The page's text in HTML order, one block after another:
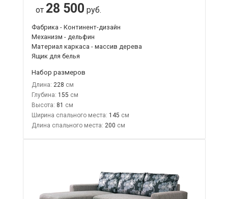
от 28 500 руб.
Фабрика - Континент-дизайн
Механизм - дельфин
Материал каркаса - массив дерева
Ящик для белья
Набор размеров
Длина: 228
Глубина: 155
Высота: 81
Ширина спального места: 145
Длина спального места: 200